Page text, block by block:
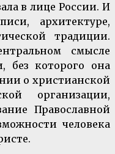
в лице России. И
архитектуре,
традиции.
смысле
без которого она
о христианской
организации,
Православной
человека